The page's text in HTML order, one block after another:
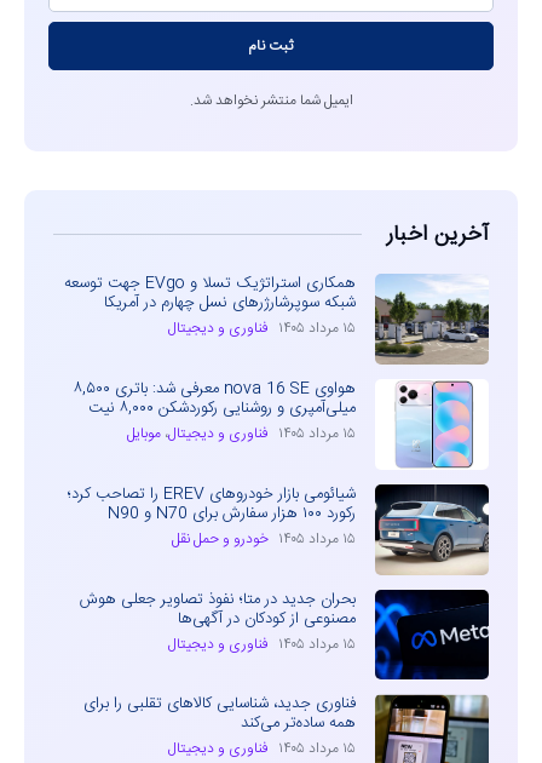
ثبت نام
ایمیل شما منتشر نخواهد شد.
آخرین اخبار
همکاری استراتژیک تسلا و EVgo جهت توسعه
شبکه سوپرشارژرهای نسل چهارم در آمریکا
۱۵ مرداد ۱۴۰۵ فناوری و دیجیتال
هواوی nova 16 SE معرفی شد: باتری ۸,۵۰۰
میلی‌آمپری و روشنایی رکوردشکن ۸,۰۰۰ نیت
۱۵ مرداد ۱۴۰۵ فناوری و دیجیتال، موبایل
شیائومی بازار خودروهای EREV را تصاحب کرد؛
رکورد ۱۰۰ هزار سفارش برای N70 و N90
۱۵ مرداد ۱۴۰۵ خودرو و حمل نقل
بحران جدید در متا؛ نفوذ تصاویر جعلی هوش
مصنوعی از کودکان در آگهی‌ها
۱۵ مرداد ۱۴۰۵ فناوری و دیجیتال
فناوری جدید، شناسایی کالاهای تقلبی را برای
همه ساده‌تر می‌کند
۱۵ مرداد ۱۴۰۵ فناوری و دیجیتال